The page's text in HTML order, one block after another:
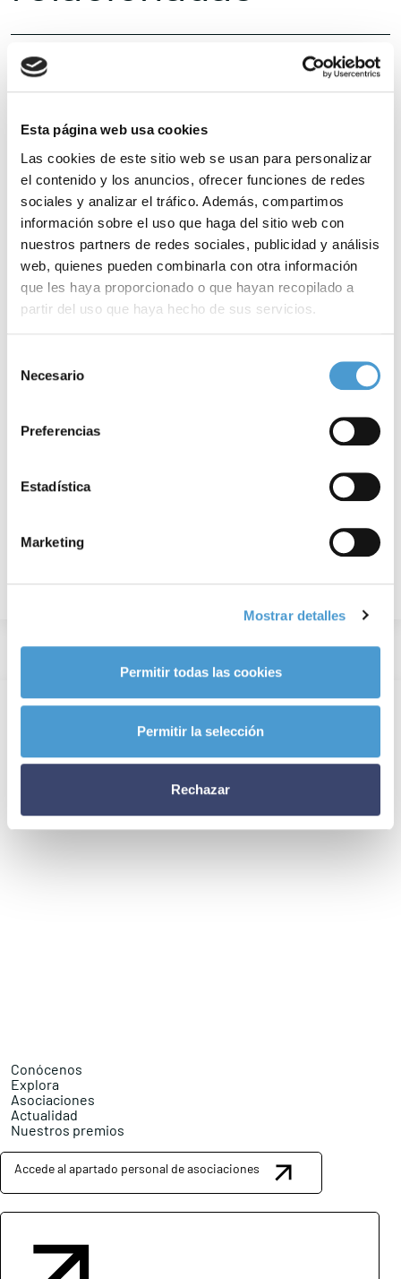
Esta página web usa cookies
Las cookies de este sitio web se usan para personalizar
el contenido y los anuncios, ofrecer funciones de redes
sociales y analizar el tráfico. Además, compartimos
información sobre el uso que haga del sitio web con
nuestros partners de redes sociales, publicidad y análisis
web, quienes pueden combinarla con otra información
que les haya proporcionado o que hayan recopilado a
partir del uso que haya hecho de sus servicios.
de cookies
Necesario
Preferencias
Estadística
Marketing
Mostrar detalles
Permitir todas las cookies
Permitir la selección
Rechazar
4 razones para apuntar a HemoPeques
Conócenos
Explora
Asociaciones
Actualidad
Nuestros premios
Accede al apartado personal de asociaciones